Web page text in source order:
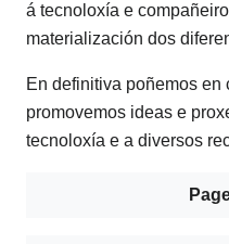
á tecnoloxía e
materialización dos
En definitiva poñemos en
promovemos ideas e
tecnoloxía e a diversos